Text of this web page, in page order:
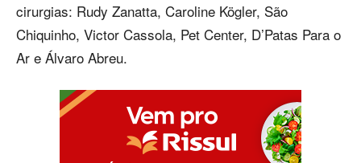
cirurgias: Rudy Zanatta, Caroline Kögler, São
Chiquinho, Victor Cassola, Pet Center, D’Patas Para o
Ar e Álvaro Abreu.